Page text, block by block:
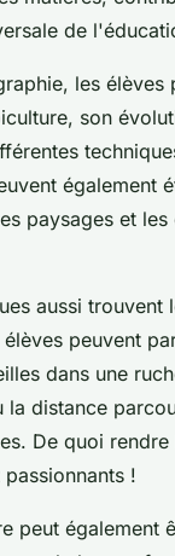
de
les élèves
son
également
paysages et les
aussi trouvent
peuvent
dans une
la distance
De quoi
!
peut également